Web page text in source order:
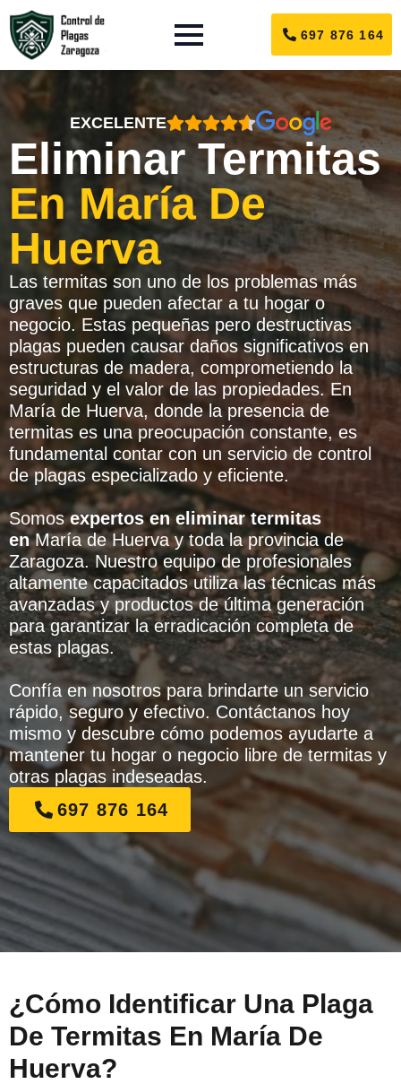
697 876 164
EXCELENTE
Eliminar Termitas
En María De
Huerva
Las termitas son uno de los problemas más
graves que pueden afectar a tu hogar o
negocio. Estas pequeñas pero destructivas
plagas pueden causar daños significativos en
estructuras de madera, comprometiendo la
seguridad y el valor de las propiedades. En
María de Huerva, donde la presencia de
termitas es una preocupación constante, es
fundamental contar con un servicio de control
de plagas especializado y eficiente.
Somosexpertos en eliminar termitas
enMaría de Huerva y toda la provincia de
Zaragoza. Nuestro equipo de profesionales
altamente capacitados utiliza las técnicas más
avanzadas y productos de última generación
para garantizar la erradicación completa de
estas plagas.
Confía en nosotros para brindarte un servicio
rápido, seguro y efectivo. Contáctanos hoy
mismo y descubre cómo podemos ayudarte a
mantener tu hogar o negocio libre de termitas y
otras plagas indeseadas.
697 876 164
¿Cómo Identificar Una Plaga
De Termitas En María De
Huerva?